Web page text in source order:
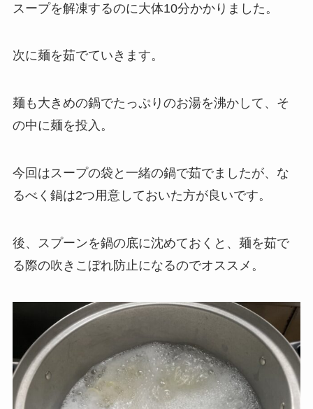
スープを解凍するのに大体10分かかりました。
次に麺を茹でていきます。
麺も大きめの鍋でたっぷりのお湯を沸かして、そ
の中に麺を投入。
今回はスープの袋と一緒の鍋で茹でましたが、な
るべく鍋は2つ用意しておいた方が良いです。
後、スプーンを鍋の底に沈めておくと、麺を茹で
る際の吹きこぼれ防止になるのでオススメ。